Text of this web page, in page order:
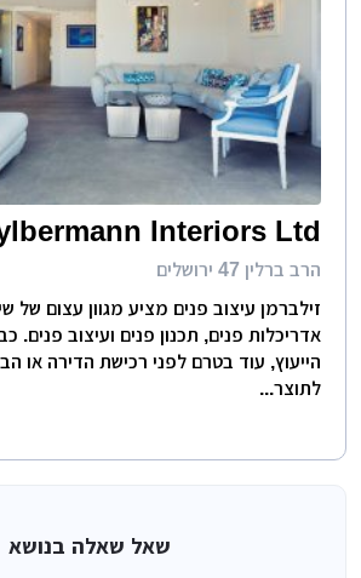
Interiors Ltd
הרב ברלין 47 ירושלים
זילברמן עיצוב פנים מציע מגוון עצום של
אדריכלות פנים, תכנון פנים ועיצוב פנים.
הייעוץ, עוד בטרם לפני רכישת הדירה או
לתוצר...
שאל שאלה בנושא